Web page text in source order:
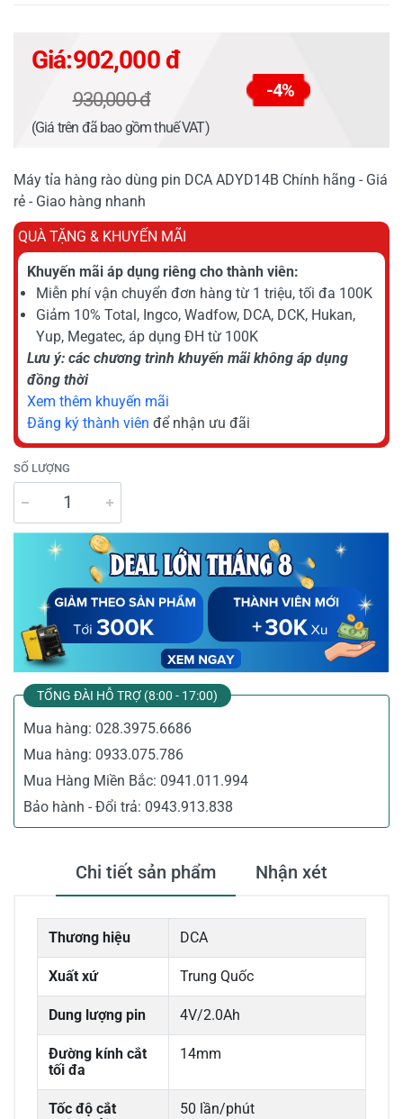
Giá:902,000 đ
930,000 đ -4%
(Giá trên đã bao gồm thuế VAT)
Máy tỉa hàng rào dùng pin DCA ADYD14B Chính hãng - Giá
rẻ - Giao hàng nhanh
QUÀ TẶNG & KHUYẾN MÃI
Khuyến mãi áp dụng riêng cho thành viên:
Miễn phí vận chuyển đơn hàng từ 1 triệu, tối đa 100K
Giảm 10% Total, Ingco, Wadfow, DCA, DCK, Hukan,
Yup, Megatec, áp dụng ĐH từ 100K
Lưu ý: các chương trình khuyến mãi không áp dụng
đồng thời
Xem thêm khuyến mãi
Đăng ký thành viên để nhận ưu đãi
SỐ LƯỢNG
TỔNG ĐÀI HỖ TRỢ (8:00 - 17:00)
Mua hàng: 028.3975.6686
Mua hàng: 0933.075.786
Mua Hàng Miền Bắc: 0941.011.994
Bảo hành - Đổi trả: 0943.913.838
Chi tiết sản phẩm Nhận xét
Thương hiệu DCA
Xuất xứ Trung Quốc
Dung lượng pin 4V/2.0Ah
Đường kính cắt
tối đa
14mm
Tốc độ cắt
50 lần/phút